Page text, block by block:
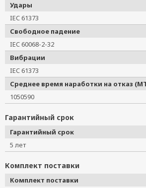
Удары
IEC 61373
Свободное падение
IEC 60068-2-32
Вибрации
IEC 61373
Среднее время наработки на отказ
1050590
Гарантийный срок
Гарантийный срок
5 лет
Комплект поставки
Комплект поставки